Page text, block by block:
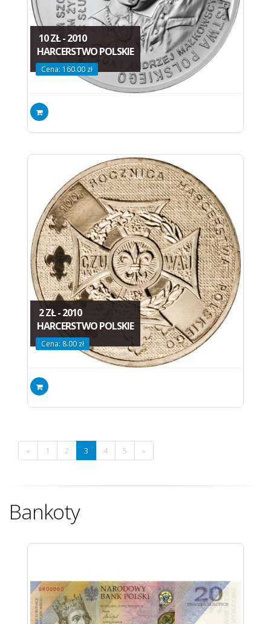
10 ZŁ - 2010
HARCERSTWO POLSKIE
Cena: 160.00 zł
2 ZŁ - 2010
HARCERSTWO POLSKIE
Cena: 8.00 zł
« 1 2 3 4 5 »
Bankoty